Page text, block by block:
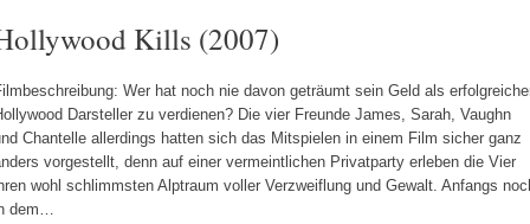
Kills (2007)
Wer hat noch nie davon geträumt sein Geld als
Darsteller zu verdienen? Die vier Freunde James, Sarah, Vaughn
Chantelle allerdings hatten sich das Mitspielen in einem Film sicher ganz
vorgestellt, denn auf einer vermeintlichen Privatparty erleben die Vier
wohl schlimmsten Alptraum voller Verzweiflung und Gewalt. Anfangs
dem…